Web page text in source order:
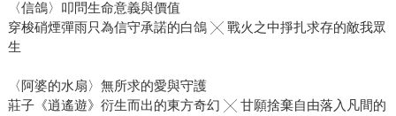
〈信鴿〉叩問生命意義與價值
穿梭硝煙彈雨只為信守承諾的白鴿 ╳ 戰火之中掙扎求存的敵我眾
生
〈阿婆的水扇〉無所求的愛與守護
莊子《逍遙遊》衍生而出的東方奇幻 ╳ 甘願捨棄自由落入凡間的